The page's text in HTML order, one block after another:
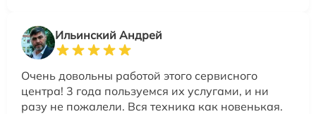
Ильинский Андрей
Очень довольны работой этого сервисного
центра! 3 года пользуемся их услугами, и ни
разу не пожалели. Вся техника как новенькая.